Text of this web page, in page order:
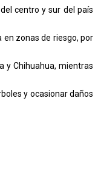
centro y sur del país
en zonas de riesgo, por
y Chihuahua, mientras
y ocasionar daños